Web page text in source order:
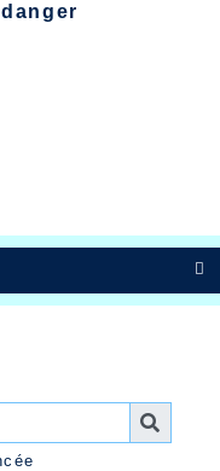
